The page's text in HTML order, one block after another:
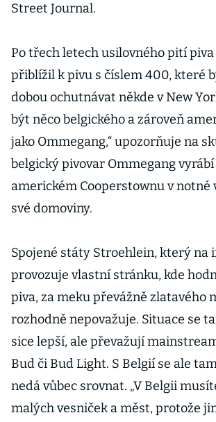
Street Journal.
Po třech letech usilovného pití
přiblížil k pivu s číslem 400, které
dobou ochutnávat někde v New
být něco belgického a zároveň
jako Ommegang,“ upozorňuje na
belgický pivovar Ommegang vyrábí
americkém Cooperstownu v notné
své domoviny.
Spojené státy Stroehlein, který na
provozuje vlastní stránku, kde
piva, za meku převážně zlatavého
rozhodně nepovažuje. Situace se
sice lepší, ale převažují
Bud či Bud Light. S Belgií se ale
nedá vůbec srovnat. „V Belgii
malých vesniček a měst, protože